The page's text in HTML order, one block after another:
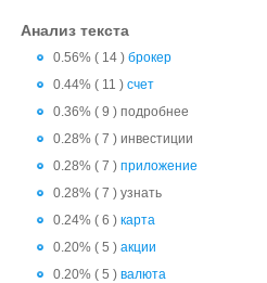
Анализ текста
0.56% ( 14 ) брокер
0.44% ( 11 ) счет
0.36% ( 9 ) подробнее
0.28% ( 7 ) инвестиции
0.28% ( 7 ) приложение
0.28% ( 7 ) узнать
0.24% ( 6 ) карта
0.20% ( 5 ) акции
0.20% ( 5 ) валюта